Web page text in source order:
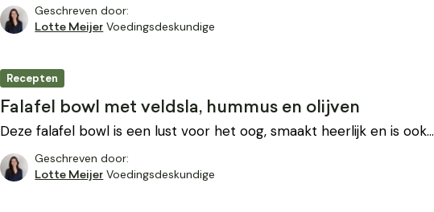
Geschreven door:
Lotte Meijer Voedingsdeskundige
Recepten
Falafel bowl met veldsla, hummus en olijven
Deze falafel bowl is een lust voor het oog, smaakt heerlijk en is ook…
Geschreven door:
Lotte Meijer Voedingsdeskundige